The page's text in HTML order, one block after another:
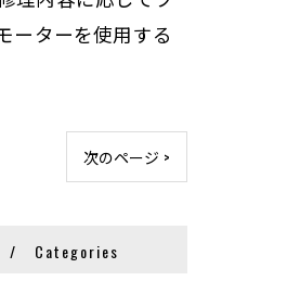
ーターを使用する
次のページ >
Categories